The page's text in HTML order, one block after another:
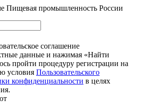
Пищевая промышленность России
соглашение
данные и нажимая «Найти
пройти процедуру регистрации на
условия Пользовательского
конфиденциальности в целях